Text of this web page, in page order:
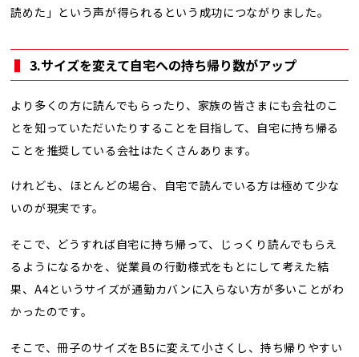
読めた」という声が得られるという成功につながりました。
3.サイズを変えて自宅への持ち帰り数がアップ
より多くの方に読んでもらったり、家族の皆さまにも会社のこ
とを知っていただいたりすることを目指して、自宅に持ち帰る
ことを推奨している会社はたくさんあります。
けれども、ほとんどの場合、自宅で読んでいる方は極めて少な
いのが現実です。
そこで、どうすれば自宅に持ち帰って、じっくり読んでもらえ
るようになるかを、従業員の行動様式をもとにして考えた結
果、A4というサイズが通勤カバンに入らない方が多いことがわ
かったのです。
そこで、冊子のサイズをB5に変えて小さくし、持ち帰りやすい